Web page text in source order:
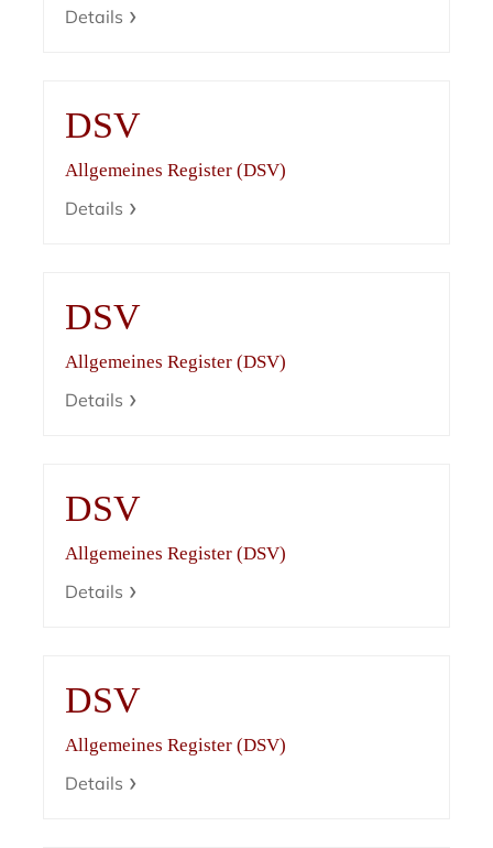
Details
DSV
Allgemeines Register (DSV)
Details
DSV
Allgemeines Register (DSV)
Details
DSV
Allgemeines Register (DSV)
Details
DSV
Allgemeines Register (DSV)
Details